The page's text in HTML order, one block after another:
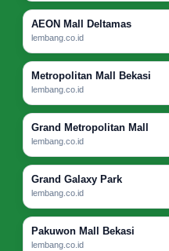
AEON Mall Deltamas
lembang.co.id
Metropolitan Mall Bekasi
lembang.co.id
Grand Metropolitan Mall
lembang.co.id
Grand Galaxy Park
lembang.co.id
Pakuwon Mall Bekasi
lembang.co.id